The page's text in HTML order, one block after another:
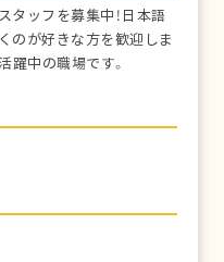
タッフを募集中！日本語
のが好きな方を歓迎しま
躍中の職場です。